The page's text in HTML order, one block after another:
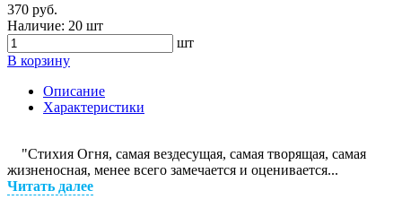
370 руб.
Наличие: 20 шт
шт
В корзину
Описание
Характеристики
"Стихия Огня, самая вездесущая, самая творящая, самая
жизненосная, менее всего замечается и оценивается...
Читать далее